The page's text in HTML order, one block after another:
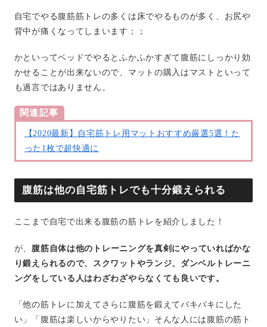
自宅でやる腹筋筋トレの多くは床でやるものが多く、お尻や
背中が痛くなってしまいます；；
かといってベッドでやるとふかふかすぎて腹筋にしっかり効
かせることが出来ないので、マットの購入はマストといって
も過言ではありません。
関連記事
【2020最新】自宅筋トレ用マットおすすめ厳選5選！た
った1枚で超快適に
腹筋は他の自宅筋トレでも十分鍛えられる
ここまで自宅で出来る腹筋の筋トレを紹介しました！
が、 腹筋自体は他のトレーニングを真剣にやっていればかな
り鍛えられるので、スクワットやランジ、ダンベルトレーニ
ングをしている人はわざわざやらなくても良いです。
「他の筋トレに加えてさらに腹筋を鍛えてバキバキにした
い」「腹筋は楽しいからやりたい」そんな人には腹筋の筋ト